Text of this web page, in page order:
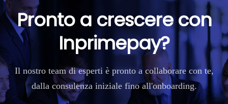
Pronto a crescere con
Inprimepay?
Il nostro team di esperti è pronto a collaborare con te,
dalla consulenza iniziale fino all'onboarding.